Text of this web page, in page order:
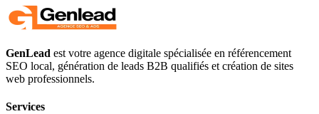
GenLead est votre agence digitale spécialisée en référencement
SEO local, génération de leads B2B qualifiés et création de sites
web professionnels.
Services